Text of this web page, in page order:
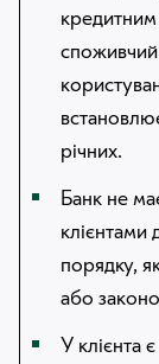
споживчий
річних.
Банк не
порядку,
або
У клієнта